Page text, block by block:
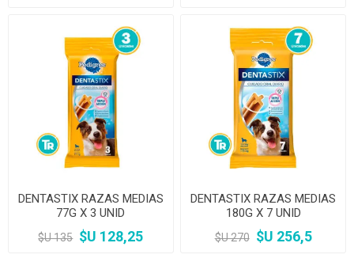
DENTASTIX RAZAS MEDIAS
77G X 3 UNID
$U 135 $U 128,25
DENTASTIX RAZAS MEDIAS
180G X 7 UNID
$U 270 $U 256,5